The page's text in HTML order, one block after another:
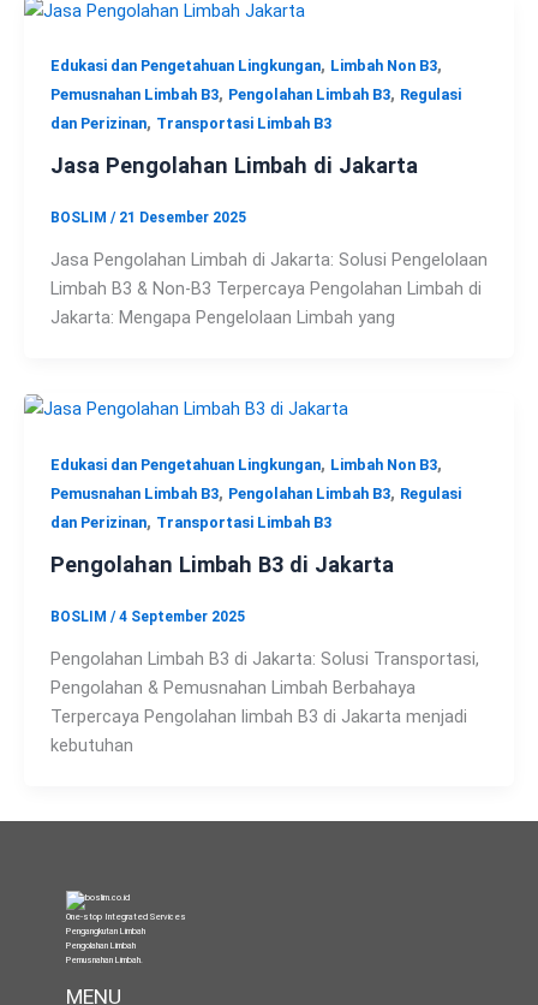
Edukasi dan Pengetahuan Lingkungan, Limbah Non B3,
Pemusnahan Limbah B3, Pengolahan Limbah B3, Regulasi
dan Perizinan, Transportasi Limbah B3
Jasa Pengolahan Limbah di Jakarta
BOSLIM / 21 Desember 2025
Jasa Pengolahan Limbah di Jakarta: Solusi Pengelolaan
Limbah B3 & Non-B3 Terpercaya Pengolahan Limbah di
Jakarta: Mengapa Pengelolaan Limbah yang
Edukasi dan Pengetahuan Lingkungan, Limbah Non B3,
Pemusnahan Limbah B3, Pengolahan Limbah B3, Regulasi
dan Perizinan, Transportasi Limbah B3
Pengolahan Limbah B3 di Jakarta
BOSLIM /4 September 2025
Pengolahan Limbah B3 di Jakarta: Solusi Transportasi,
Pengolahan & Pemusnahan Limbah Berbahaya
Terpercaya Pengolahan limbah B3 di Jakarta menjadi
kebutuhan
One-stop Integrated Services
Pengangkutan Limbah
Pengolahan Limbah
Pemusnahan Limbah
MENU